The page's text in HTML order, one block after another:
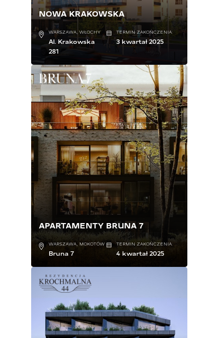
NOWA KRAKOWSKA
WARSZAWA, WŁOCHY
Al. Krakowska
281
TERMIN ZAKOŃCZENIA:
3 kwartał 2025
APARTAMENTY BRUNA 7
WARSZAWA, MOKOTÓW
Bruna 7
TERMIN ZAKOŃCZENIA:
4 kwartał 2025